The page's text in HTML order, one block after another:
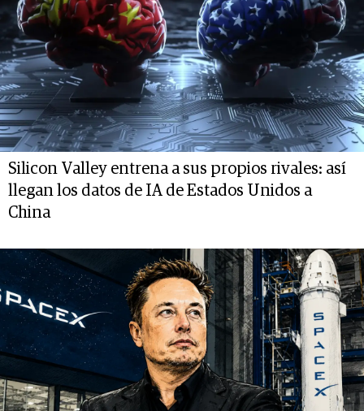
Silicon Valley entrena a sus propios rivales: así
llegan los datos de IA de Estados Unidos a
China